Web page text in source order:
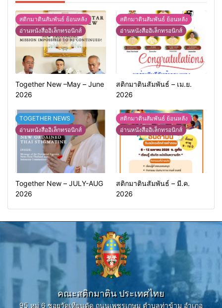
สติกมาตินสัมพันธ์ ย้อนหลัง
อ่านหนังสืออิเล็กทรอนิกส์
Together New –May – June
2026
สติกมาตินสัมพันธ์ ย้อนหลัง
อ่านหนังสืออิเล็กทรอนิกส์
สติกมาตินสัมพันธ์ – เม.ย.
2026
TOGETHER NEWS
อ่านหนังสืออิเล็กทรอนิกส์
Together New – JULY-AUG
2026
สติกมาตินสัมพันธ์ ย้อนหลัง
อ่านหนังสืออิเล็กทรอนิกส์
สติกมาตินสัมพันธ์ – มี.ค.
2026
คณะสติกมาติน ประเทศไทย
95 หมู่ 6 ซอยวัดเทียนดัด ถนนเพชรเกษม ตำบลท่าข้าม อำเภอ